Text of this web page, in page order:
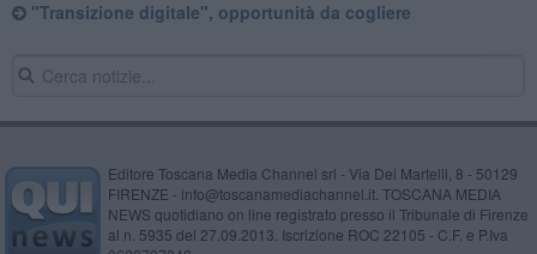
"Transizione digitale", opportunità da cogliere
Editore Toscana Media Channel srl - Via Dei Martelli, 8 - 50129
FIRENZE - info@toscanamediachannel.it. TOSCANA MEDIA
NEWS quotidiano on line registrato presso il Tribunale di Firenze
al n. 5935 del 27.09.2013. Iscrizione ROC 22105 - C.F. e P.Iva